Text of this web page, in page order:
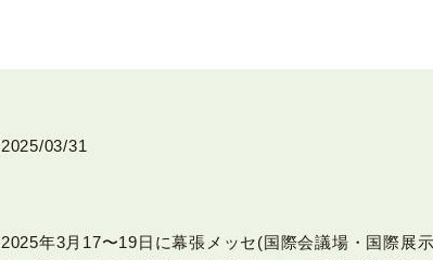
2025/03/31
2025年3月17〜19日に幕張メッセ(国際会議場・国際展